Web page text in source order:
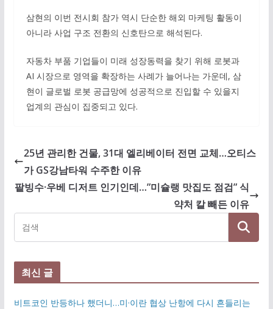
삼현의 이번 전시회 참가 역시 단순한 해외 마케팅 활동이
아니라 사업 구조 전환의 신호탄으로 해석된다.
자동차 부품 기업들이 미래 성장동력을 찾기 위해 로봇과
AI 시장으로 영역을 확장하는 사례가 늘어나는 가운데, 삼
현이 글로벌 로봇 공급망에 성공적으로 진입할 수 있을지
업계의 관심이 집중되고 있다.
25년 관리한 건물, 31대 엘리베이터 전면 교체…오티스
가 GS강남타워 수주한 이유
팥빙수·우베 디저트 인기인데…”미슐랭 맛집도 점검” 식
약처 칼 빼든 이유
최신 글
비트코인 반등하나 했더니…미·이란 협상 난항에 다시 흔들리는